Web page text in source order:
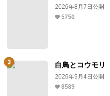
2026年8月7日公開
5750
白鳥とコウモリ
2026年9月4日公開
8589